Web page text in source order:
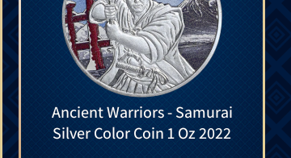
Ancient Warriors - Samurai
Silver Color Coin 1 Oz 2022